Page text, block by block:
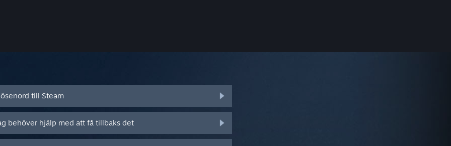
till Steam
behöver hjälp med att få tillbaks det